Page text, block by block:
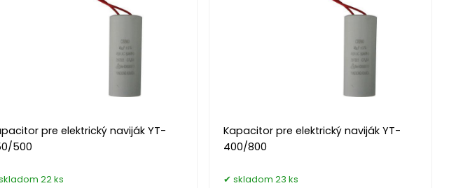
pre elektrický naviják YT-
500
22 ks
Kapacitor pre elektrický naviják YT-
400/800
skladom 23 ks